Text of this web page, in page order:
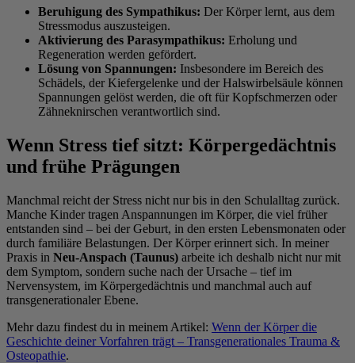
Beruhigung des Sympathikus: Der Körper lernt, aus dem
Stressmodus auszusteigen.
Aktivierung des Parasympathikus: Erholung und
Regeneration werden gefördert.
Lösung von Spannungen: Insbesondere im Bereich des
Schädels, der Kiefergelenke und der Halswirbelsäule können
Spannungen gelöst werden, die oft für Kopfschmerzen oder
Zähneknirschen verantwortlich sind.
Wenn Stress tief sitzt: Körpergedächtnis
und frühe Prägungen
Manchmal reicht der Stress nicht nur bis in den Schulalltag zurück.
Manche Kinder tragen Anspannungen im Körper, die viel früher
entstanden sind – bei der Geburt, in den ersten Lebensmonaten oder
durch familiäre Belastungen. Der Körper erinnert sich. In meiner
Praxis in Neu-Anspach (Taunus) arbeite ich deshalb nicht nur mit
dem Symptom, sondern suche nach der Ursache – tief im
Nervensystem, im Körpergedächtnis und manchmal auch auf
transgenerationaler Ebene.
Mehr dazu findest du in meinem Artikel: Wenn der Körper die
Geschichte deiner Vorfahren trägt – Transgenerationales Trauma &
Osteopathie.